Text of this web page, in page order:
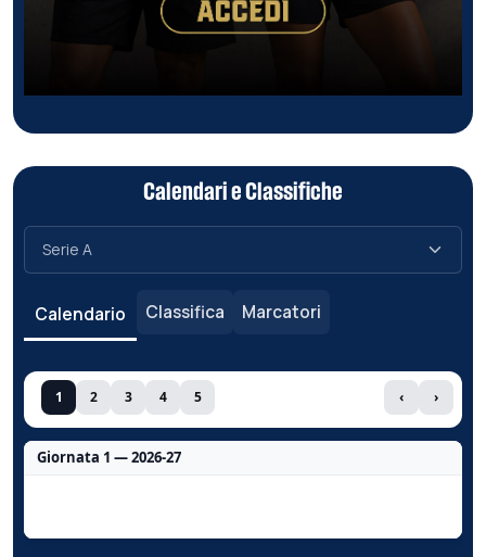
Calendari e Classifiche
Calendario Classifica Marcatori
1 2 3 4 5 ‹ ›
Giornata 1 — 2026-27